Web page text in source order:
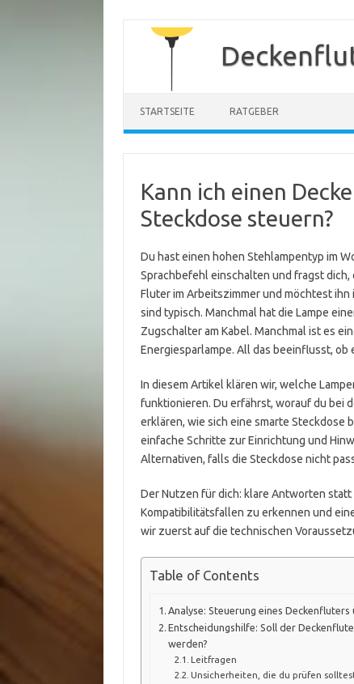
STARTSEITE RATGEBER
Kann ich einen
Steckdose steuern?
Du hast einen hohen Stehlampentyp im
Sprachbefehl einschalten und fragst
Fluter im Arbeitszimmer und möchtest
sind typisch. Manchmal hat die Lampe
Zugschalter am Kabel. Manchmal ist es
Energiesparlampe. All das beeinflusst,
In diesem Artikel klären wir, welche
funktionieren. Du erfährst, worauf du bei
erklären, wie sich eine smarte Steckdose
einfache Schritte zur Einrichtung und
Alternativen, falls die Steckdose nicht
Der Nutzen für dich: klare Antworten
Kompatibilitätsfallen zu erkennen und
wir zuerst auf die technischen
Table of Contents
Analyse: Steuerung eines
Entscheidungshilfe: Soll der
werden?
Leitfragen
Unsicherheiten, die du prüfen